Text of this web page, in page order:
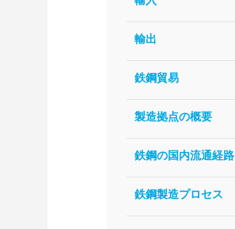
輸出
鉄鋼貿易
製造拠点の概要
鉄鋼の国内流通経路
鉄鋼製造プロセス